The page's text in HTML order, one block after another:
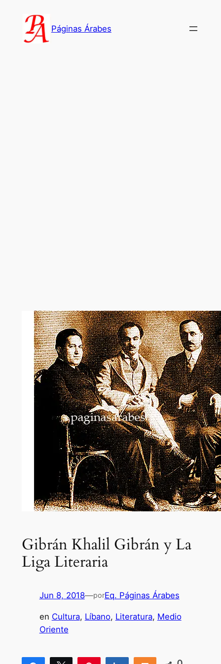
contenido
Páginas Árabes
Gibrán Khalil Gibrán y La
Liga Literaria
Jun 8, 2018—porEq. Páginas Árabes
en Cultura, Líbano, Literatura, Medio
Oriente